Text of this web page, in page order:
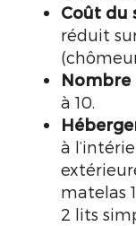
Coût du
réduit
Nombre
à 10.
à
matelas
2 lits